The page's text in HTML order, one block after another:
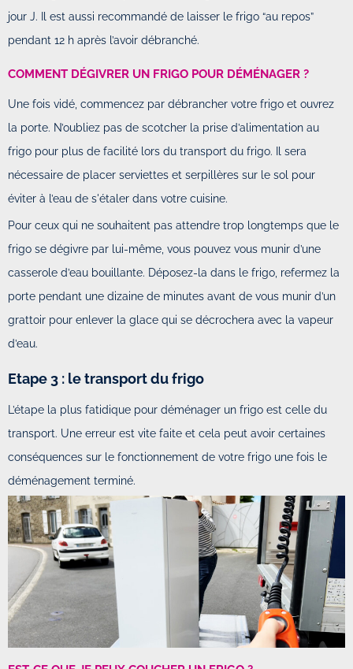
jour J. Il est aussi recommandé de laisser le frigo “au repos”
pendant 12 h après l’avoir débranché.
COMMENT DÉGIVRER UN FRIGO POUR DÉMÉNAGER ?
Une fois vidé, commencez par débrancher votre frigo et ouvrez
la porte. N’oubliez pas de scotcher la prise d’alimentation au
frigo pour plus de facilité lors du transport du frigo. Il sera
nécessaire de placer serviettes et serpillères sur le sol pour
éviter à l’eau de s'étaler dans votre cuisine.
Pour ceux qui ne souhaitent pas attendre trop longtemps que le
frigo se dégivre par lui-même, vous pouvez vous munir d’une
casserole d’eau bouillante. Déposez-la dans le frigo, refermez la
porte pendant une dizaine de minutes avant de vous munir d’un
grattoir pour enlever la glace qui se décrochera avec la vapeur
d’eau.
Etape 3 : le transport du frigo
L’étape la plus fatidique pour déménager un frigo est celle du
transport. Une erreur est vite faite et cela peut avoir certaines
conséquences sur le fonctionnement de votre frigo une fois le
déménagement terminé.